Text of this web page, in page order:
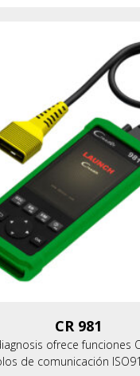
CR 981
ofrece funciones
de comunicación